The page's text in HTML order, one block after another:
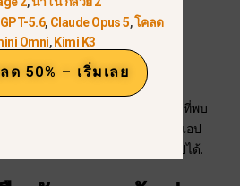
อุปกรณ์อื่นเป็นหนึ่งในข้อผิดพลาดที่พบ
ผ่านมือถือ หากคุณได้ขอลิงก์จากแอป
พท์เครื่องเดิมนั้นเสมอหากเป็นไปได้.
GPT-5.6, Claude Opus 5,โคลด
Omni,Kimi K3
ด 50% – เริ่มเลย